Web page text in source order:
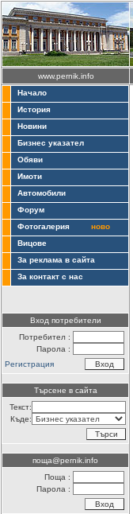
www.pernik.info
Начало
История
Новини
Бизнес указател
Обяви
Имоти
Автомобили
Форум
Фотогалерия
ново
Вицове
За реклама в сайта
За контакт с нас
Вход потребители
Потребител :
Парола :
Регистрация
Търсене в сайта
Текст:
Къде:
поща@pernik.info
Поща :
Парола :